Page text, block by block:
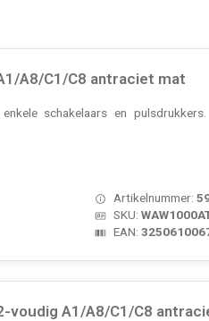
A8/C1/C8 antraciet mat
schakelaars en
Artikelnummer:
SKU:
EAN:
voudig A1/A8/C1/C8